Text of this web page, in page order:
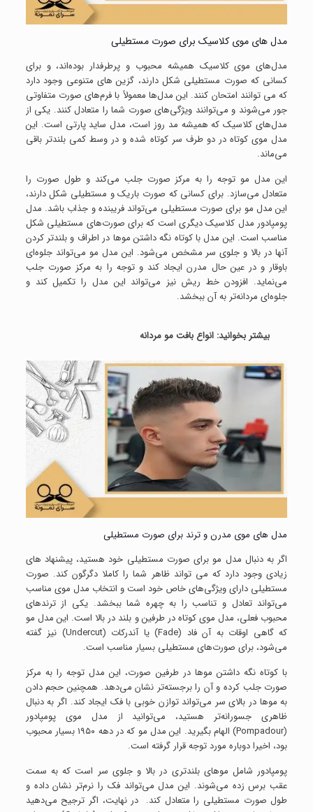
مدل های موی کلاسیک برای صورت مستطیلی
مدل‌های موی کلاسیک همیشه محبوب و پرطرفدار بوده‌اند، و برای
کسانی که صورت مستطیلی شکل دارند، گزین های متنوعی وجود دارد
که می توانند امتحان کنند. این مدل‌ها معمولاً با فرم‌های صورت متفاوتی
جور می‌شوند و می‌توانند ویژگی‌های صورت شما را متعادل کنند. یکی از
مدل‌های کلاسیک که همیشه مد روز است، مدل ساید پارتی است. این
مدل موی کوتاه در دو طرف سر کوتاه شده و در وسط کمی بلندتر باقی
می‌ماند.
این مدل مو توجه را به مرکز صورت جلب می‌کند و طول صورت را
متعادل می‌سازد. برای کسانی که صورت باریک و مستطیلی شکل دارند،
این مدل مو برای صورت مستطیلی می‌تواند فریبنده و جذاب باشد. مدل
پومپادور مدل کلاسیک دیگری است که برای صورت‌های مستطیلی شکل
مناسب است. این مدل با کوتاه نگه داشتن موها در اطراف و بلندتر کردن
آنها در بالا و جلوی سر مشخص می‌شود. این مدل مو می‌تواند جلوه‌ای
باوقار و در عین حال مدرن ایجاد کند و توجه را به مرکز صورت جلب
می‌نماید. افزودن خط ریش نیز می‌تواند این مدل را تکمیل کند و
جلوه‌ای مردانه‌تر به آن ببخشد.
بیشتر بخوانید: انواع بافت مو مردانه
مدل های موی مدرن و ترند برای صورت مستطیلی
اگر به دنبال مدل مو برای صورت مستطیلی خود هستید، پیشنهاد های
زیادی وجود دارد که می تواند ظاهر شما را کاملا دگرگون کند. صورت
مستطیلی دارای ویژگی‌های خاص خود است و انتخاب مدل موی مناسب
می‌تواند تعادل و تناسب را به چهره شما ببخشد. یکی از ترندهای
محبوب فعلی، مدل موی کوتاه در طرفین و بلند در بالا است. این مدل مو
که گاهی اوقات به آن فاد (Fade) یا آندرکات (Undercut) نیز گفته
می‌شود، برای صورت‌های مستطیلی بسیار مناسب است.
با کوتاه نگه داشتن موها در طرفین صورت، این مدل توجه را به مرکز
صورت جلب کرده و آن را برجسته‌تر نشان می‌دهد. همچنین حجم دادن
به موها در بالای سر می‌تواند توازن خوبی با فک ایجاد کند. اگر به دنبال
ظاهری جسورانه‌تر هستید، می‌توانید از مدل موی پومپادور
(Pompadour) الهام بگیرید. این مدل مو که در دهه ۱۹۵۰ بسیار محبوب
بود، اخیرا دوباره مورد توجه قرار گرفته است.
پومپادور شامل موهای بلندتری در بالا و جلوی سر است که به سمت
عقب برس زده می‌شوند. این مدل می‌تواند فک را نرم‌تر نشان داده و
طول صورت مستطیلی را متعادل کند. در نهایت، اگر ترجیح می‌دهید